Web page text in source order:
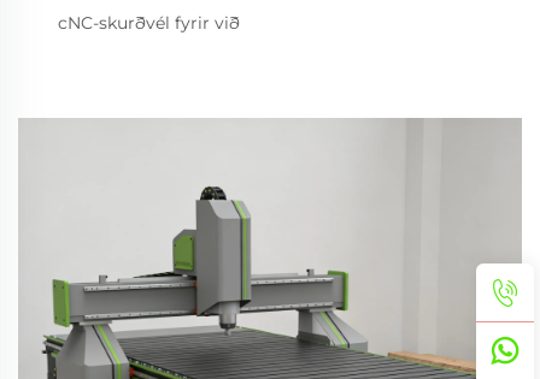
cNC-skurðvél fyrir við